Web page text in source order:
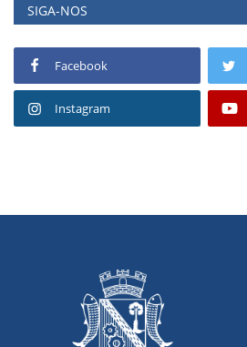
SIGA-NOS
Facebook
Instagram